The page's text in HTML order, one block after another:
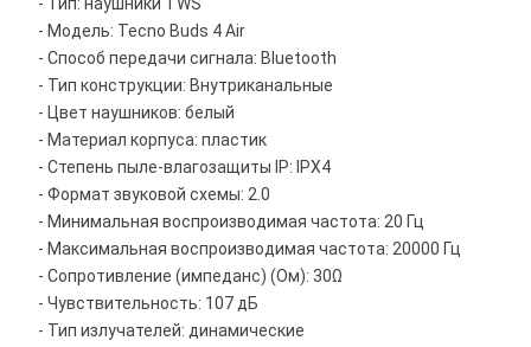
- Модель: Tecno Buds 4 Air
- Способ передачи сигнала: Bluetooth
- Тип конструкции: Внутриканальные
- Цвет наушников: белый
- Материал корпуса: пластик
- Степень пыле-влагозащиты IP: IPX4
- Формат звуковой схемы: 2.0
- Минимальная воспроизводимая частота: 20 Гц
- Максимальная воспроизводимая частота: 20000 Гц
- Сопротивление (импеданс) (Ом): 30Ω
- Чувствительность: 107 дБ
- Тип излучателей: динамические